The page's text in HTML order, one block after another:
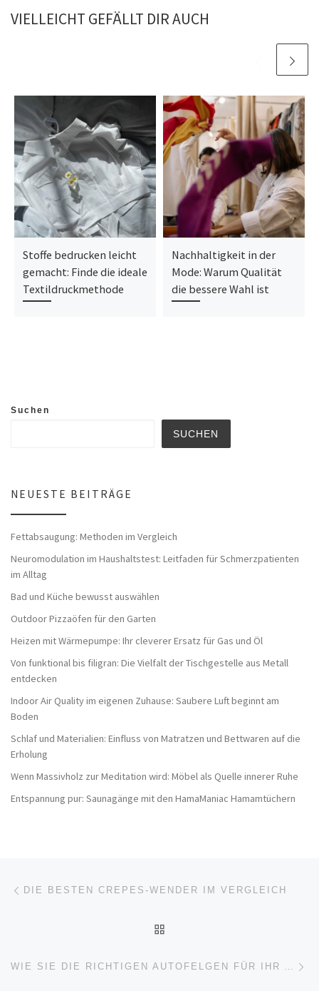
VIELLEICHT GEFÄLLT DIR AUCH
Stoffe bedrucken leicht
gemacht: Finde die ideale
Textildruckmethode
Nachhaltigkeit in der
Mode: Warum Qualität
die bessere Wahl ist
Suchen
SUCHEN
NEUESTE BEITRÄGE
Fettabsaugung: Methoden im Vergleich
Neuromodulation im Haushaltstest: Leitfaden für Schmerzpatienten
im Alltag
Bad und Küche bewusst auswählen
Outdoor Pizzaöfen für den Garten
Heizen mit Wärmepumpe: Ihr cleverer Ersatz für Gas und Öl
Von funktional bis filigran: Die Vielfalt der Tischgestelle aus Metall
entdecken
Indoor Air Quality im eigenen Zuhause: Saubere Luft beginnt am
Boden
Schlaf und Materialien: Einfluss von Matratzen und Bettwaren auf die
Erholung
Wenn Massivholz zur Meditation wird: Möbel als Quelle innerer Ruhe
Entspannung pur: Saunagänge mit den HamaManiac Hamamtüchern
Beitragsnavigation
DIE BESTEN CREPES-WENDER IM VERGLEICH
WIE SIE DIE RICHTIGEN AUTOFELGEN FÜR IHR AUTO AUSWÄHLEN